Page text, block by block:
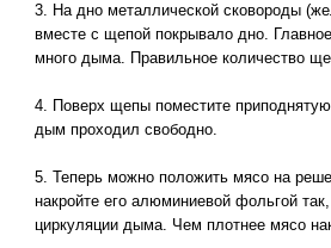
3. На дно металлической сковороды
вместе с щепой покрывало дно.
много дыма. Правильное количество
4. Поверх щепы поместите
дым проходил свободно.
5. Теперь можно положить мясо на
накройте его алюминиевой фольгой
циркуляции дыма. Чем плотнее мясо